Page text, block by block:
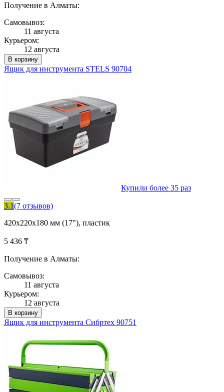
Получение в Алматы:
Самовывоз:
11 августа
Курьером:
12 августа
В корзину
Ящик для инструмента STELS 90704
Купили более 35 раз
3.1(7 отзывов)
420х220х180 мм (17"), пластик
5 436 ₸
Получение в Алматы:
Самовывоз:
11 августа
Курьером:
12 августа
В корзину
Ящик для инструмента Сибртех 90751